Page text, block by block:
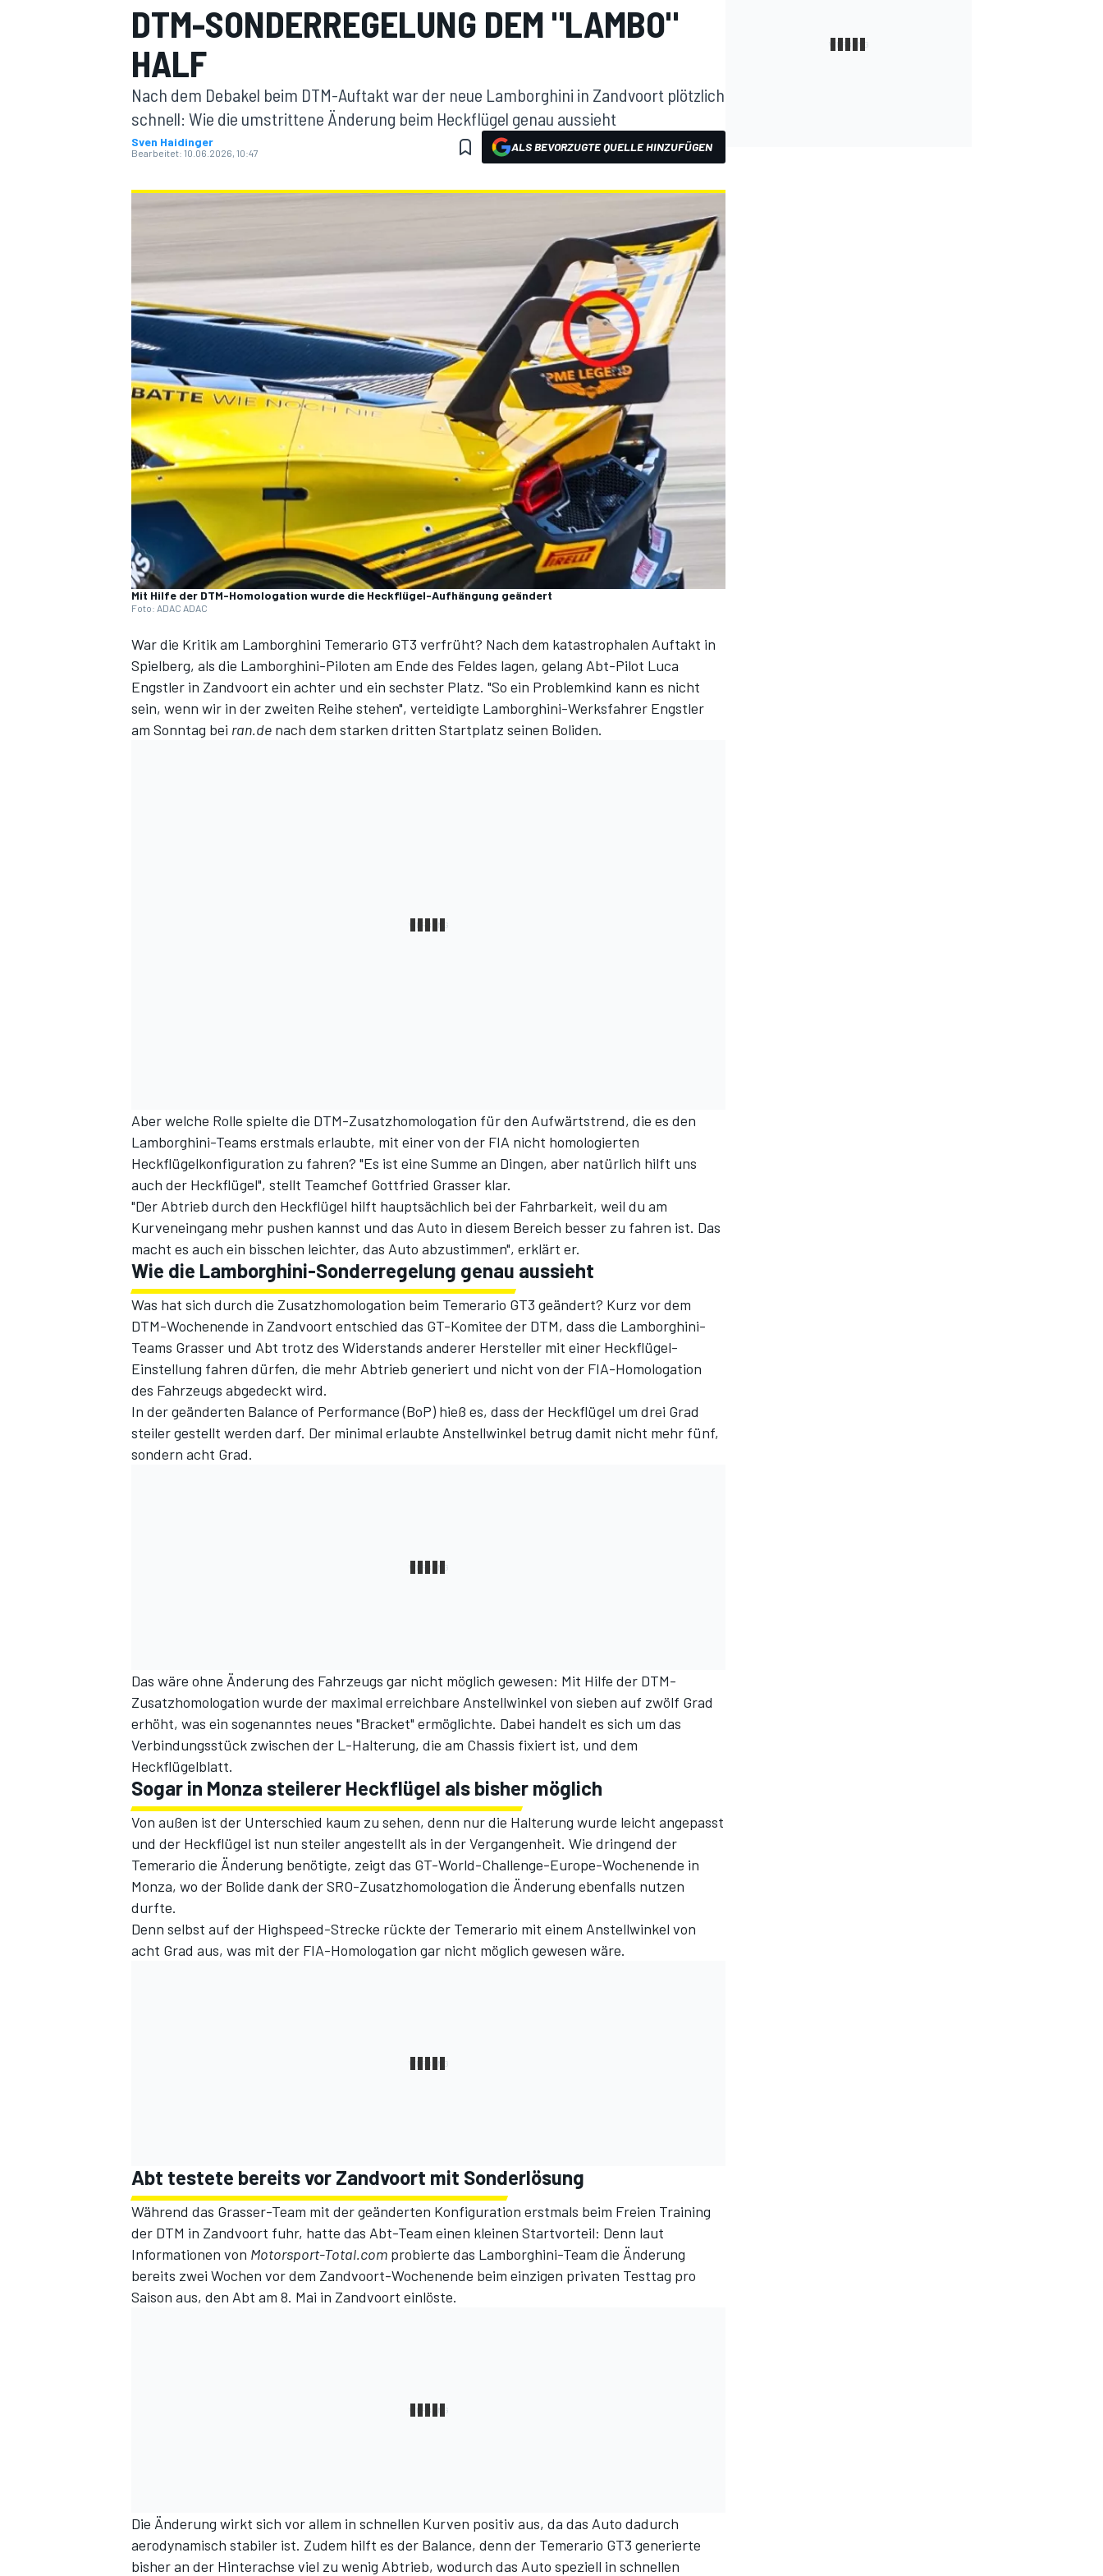
MOTOGP
DTM
SPORTWAGEN
DTM-SONDERREGELUNG DEM "LAMBO"
HALF
Nach dem Debakel beim DTM-Auftakt war der neue Lamborghini in Zandvoort plötzlich
schnell: Wie die umstrittene Änderung beim Heckflügel genau aussieht
Sven Haidinger
Bearbeitet: 10.06.2026, 10:47 ALS BEVORZUGTE QUELLE HINZUFÜGEN
Mit Hilfe der DTM-Homologation wurde die Heckflügel-Aufhängung geändert
Foto: ADAC ADAC
War die Kritik am Lamborghini Temerario GT3 verfrüht? Nach dem katastrophalen Auftakt in
Spielberg, als die Lamborghini-Piloten am Ende des Feldes lagen, gelang Abt-Pilot Luca
Engstler in Zandvoort ein achter und ein sechster Platz. "So ein Problemkind kann es nicht
sein, wenn wir in der zweiten Reihe stehen", verteidigte Lamborghini-Werksfahrer Engstler
am Sonntag bei ran.de nach dem starken dritten Startplatz seinen Boliden.
Aber welche Rolle spielte die DTM-Zusatzhomologation für den Aufwärtstrend, die es den
Lamborghini-Teams erstmals erlaubte, mit einer von der FIA nicht homologierten
Heckflügelkonfiguration zu fahren? "Es ist eine Summe an Dingen, aber natürlich hilft uns
auch der Heckflügel", stellt Teamchef Gottfried Grasser klar.
"Der Abtrieb durch den Heckflügel hilft hauptsächlich bei der Fahrbarkeit, weil du am
Kurveneingang mehr pushen kannst und das Auto in diesem Bereich besser zu fahren ist. Das
macht es auch ein bisschen leichter, das Auto abzustimmen", erklärt er.
Wie die Lamborghini-Sonderregelung genau aussieht
Was hat sich durch die Zusatzhomologation beim Temerario GT3 geändert? Kurz vor dem
DTM-Wochenende in Zandvoort entschied das GT-Komitee der DTM, dass die Lamborghini-
Teams Grasser und Abt trotz des Widerstands anderer Hersteller mit einer Heckflügel-
Einstellung fahren dürfen, die mehr Abtrieb generiert und nicht von der FIA-Homologation
des Fahrzeugs abgedeckt wird.
In der geänderten Balance of Performance (BoP) hieß es, dass der Heckflügel um drei Grad
steiler gestellt werden darf. Der minimal erlaubte Anstellwinkel betrug damit nicht mehr fünf,
sondern acht Grad.
Das wäre ohne Änderung des Fahrzeugs gar nicht möglich gewesen: Mit Hilfe der DTM-
Zusatzhomologation wurde der maximal erreichbare Anstellwinkel von sieben auf zwölf Grad
erhöht, was ein sogenanntes neues "Bracket" ermöglichte. Dabei handelt es sich um das
Verbindungsstück zwischen der L-Halterung, die am Chassis fixiert ist, und dem
Heckflügelblatt.
Sogar in Monza steilerer Heckflügel als bisher möglich
Von außen ist der Unterschied kaum zu sehen, denn nur die Halterung wurde leicht angepasst
und der Heckflügel ist nun steiler angestellt als in der Vergangenheit. Wie dringend der
Temerario die Änderung benötigte, zeigt das GT-World-Challenge-Europe-Wochenende in
Monza, wo der Bolide dank der SRO-Zusatzhomologation die Änderung ebenfalls nutzen
durfte.
Denn selbst auf der Highspeed-Strecke rückte der Temerario mit einem Anstellwinkel von
acht Grad aus, was mit der FIA-Homologation gar nicht möglich gewesen wäre.
Abt testete bereits vor Zandvoort mit Sonderlösung
Während das Grasser-Team mit der geänderten Konfiguration erstmals beim Freien Training
der DTM in Zandvoort fuhr, hatte das Abt-Team einen kleinen Startvorteil: Denn laut
Informationen von Motorsport-Total.com probierte das Lamborghini-Team die Änderung
bereits zwei Wochen vor dem Zandvoort-Wochenende beim einzigen privaten Testtag pro
Saison aus, den Abt am 8. Mai in Zandvoort einlöste.
Die Änderung wirkt sich vor allem in schnellen Kurven positiv aus, da das Auto dadurch
aerodynamisch stabiler ist. Zudem hilft es der Balance, denn der Temerario GT3 generierte
bisher an der Hinterachse viel zu wenig Abtrieb, wodurch das Auto speziell in schnellen